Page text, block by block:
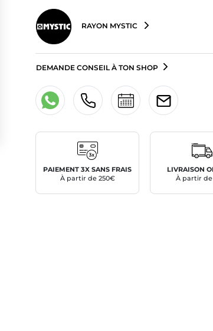
RAYON MYSTIC
DEMANDE CONSEIL À TON SHOP
PAIEMENT 3X SANS FRAIS
À partir de 250€
LIVRAISON
À partir